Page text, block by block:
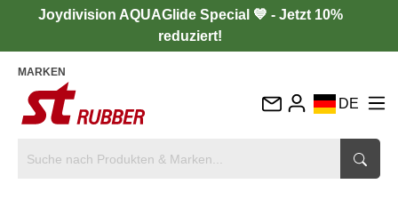
Joydivision AQUAGlide Special 💙 - Jetzt 10%
reduziert!
MARKEN
DE
IT